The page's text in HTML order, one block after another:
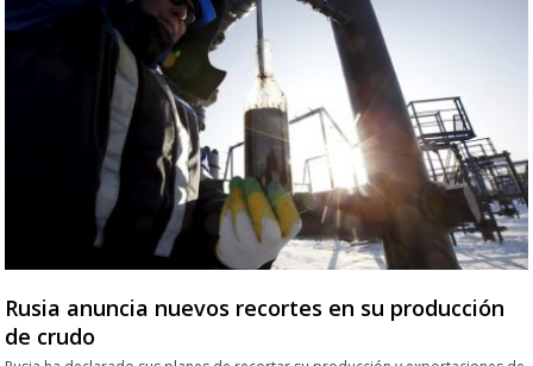
Rusia anuncia nuevos recortes en su producción
de crudo